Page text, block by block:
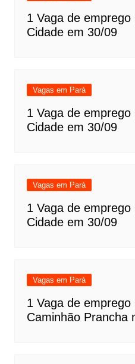
1 Vaga de
Cidade em 30/09
Vagas em Pará
1 Vaga de
Cidade em 30/09
Vagas em Pará
1 Vaga de
Cidade em 30/09
Vagas em Pará
1 Vaga de
Caminhão Prancha